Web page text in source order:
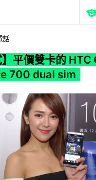
話
】平價雙卡的 HTC
700 dual sim